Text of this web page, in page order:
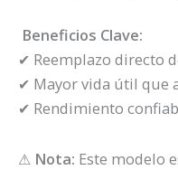
Beneficios Clave:
✔ Reemplazo directo
✔ Mayor vida útil que
✔ Rendimiento
⚠ Nota: Este modelo